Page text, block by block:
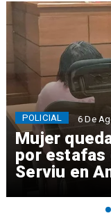
Mujer
por estafas
Serviu en
POLICIAL 6 De